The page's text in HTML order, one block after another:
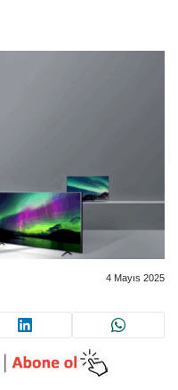
4 Mayıs 2025